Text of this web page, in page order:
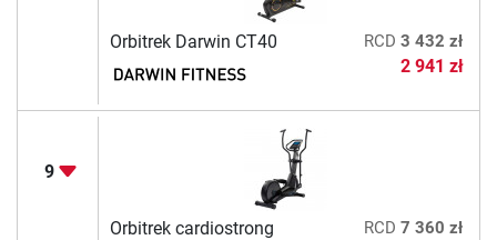
Orbitrek Darwin CT40 RCD 3 432 zł
2 941 zł
9
Orbitrek cardiostrong
RCD 7 360 zł